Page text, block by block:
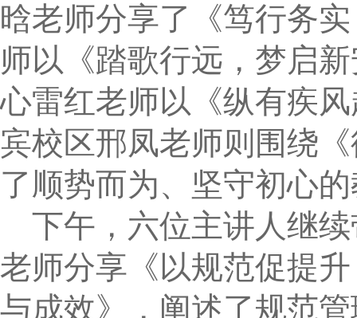
晗老师分享了《笃行务
师以《踏歌行远，梦启
心雷红老师以《纵有疾
宾校区邢凤老师则围绕
了顺势而为、坚守初心
下午，六位主讲人继续
老师分享《以规范促提
与成效》，阐述了规范